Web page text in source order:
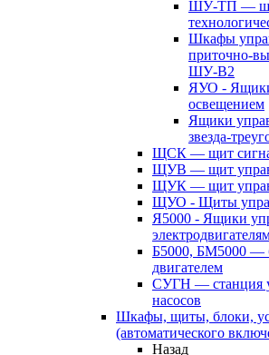
ШУ-ТП —
Шкафы
приточно-
ШУ-В2
ЯУО -
освещением
Ящики
звезда-
ЩСК — щит
ЩУВ — щит
ЩУК — щит
ЩУО - Щиты
Я5000 - Ящики
Б5000, БМ5000 —
двигателем
СУГН — станция
насосов
Шкафы, щиты, блоки,
(автоматического
Назад